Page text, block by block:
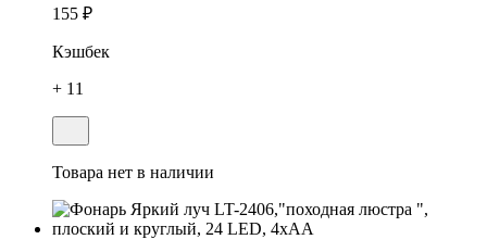
155 ₽
Кэшбек
+ 11
Товара нет в наличии